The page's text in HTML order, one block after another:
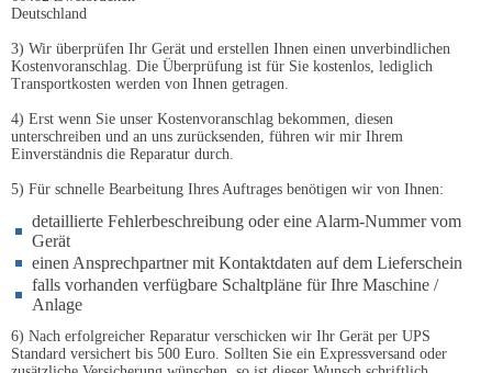
Deutschland
3) Wir überprüfen Ihr Gerät und erstellen Ihnen einen unverbindlichen
Kostenvoranschlag. Die Überprüfung ist für Sie kostenlos, lediglich
Transportkosten werden von Ihnen getragen.
4) Erst wenn Sie unser Kostenvoranschlag bekommen, diesen
unterschreiben und an uns zurücksenden, führen wir mir Ihrem
Einverständnis die Reparatur durch.
5) Für schnelle Bearbeitung Ihres Auftrages benötigen wir von Ihnen:
detaillierte Fehlerbeschreibung oder eine Alarm-Nummer vom
Gerät
einen Ansprechpartner mit Kontaktdaten auf dem Lieferschein
falls vorhanden verfügbare Schaltpläne für Ihre Maschine /
Anlage
6) Nach erfolgreicher Reparatur verschicken wir Ihr Gerät per UPS
Standard versichert bis 500 Euro. Sollten Sie ein Expressversand oder